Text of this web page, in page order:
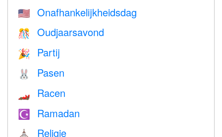
🇺🇸 Onafhankelijkheidsdag
🎊 Oudjaarsavond
🎉 Partij
🐰 Pasen
🏎 Racen
☪️ Ramadan
⛪️ Religie